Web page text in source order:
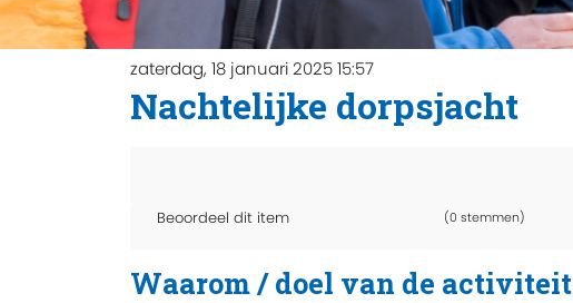
zaterdag, 18 januari 2025 15:57
Nachtelijke dorpsjacht
Beoordeel dit item (0 stemmen)
Waarom / doel van de activiteit